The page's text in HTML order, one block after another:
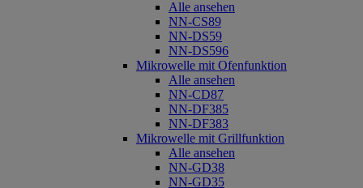
Alle ansehen
NN-CS89
NN-DS59
NN-DS596
Mikrowelle mit Ofenfunktion
Alle ansehen
NN-CD87
NN-DF385
NN-DF383
Mikrowelle mit Grillfunktion
Alle ansehen
NN-GD38
NN-GD35